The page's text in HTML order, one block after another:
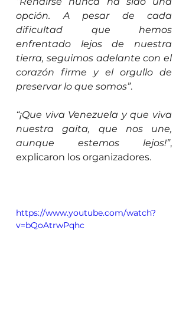
opción. A pesar de cada
dificultad que hemos
enfrentado lejos de nuestra
tierra, seguimos adelante con el
corazón firme y el orgullo de
preservar lo que somos”.
“¡Que viva Venezuela y que viva
nuestra gaita, que nos une,
aunque estemos lejos!”,
explicaron los organizadores.
https://www.youtube.com/watch?
v=bQoAtrwPqhc